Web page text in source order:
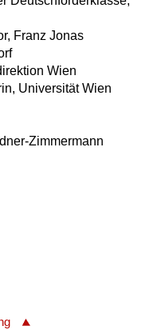
Franz Jonas
Wien
Universität Wien
Zimmermann